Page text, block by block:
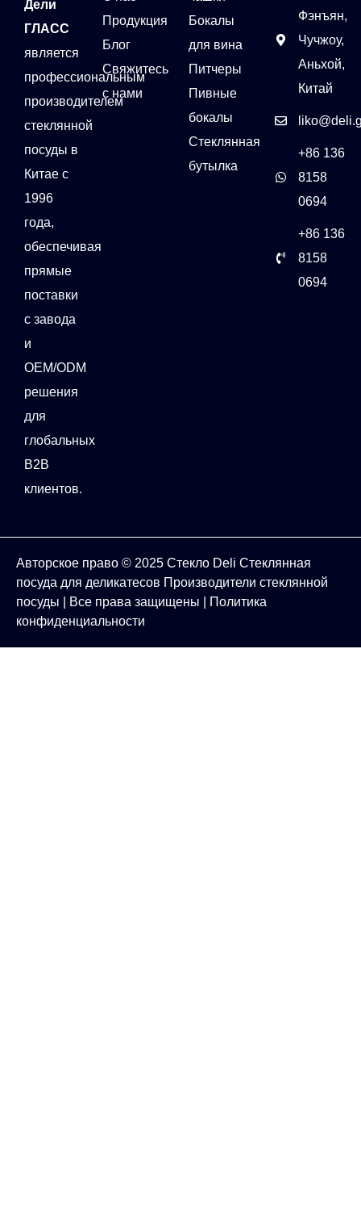
Дели
ГЛАСС
является
профессиональным
производителем
стеклянной
посуды в
Китае с
1996
года,
обеспечивая
прямые
поставки
с завода
и
OEM/ODM
решения
для
глобальных
B2B
клиентов.
Продукция
Блог
Свяжитесь
с нами
Бокалы
для вина
Питчеры
Пивные
бокалы
Стеклянная
бутылка
Фэнъян,
Чучжоу,
Аньхой,
Китай
+86 136
8158
0694
+86 136
8158
0694
Авторское право © 2025 Стекло Deli Стеклянная
посуда для деликатесов Производители стеклянной
посуды
| Все права защищены |
Политика
конфиденциальности